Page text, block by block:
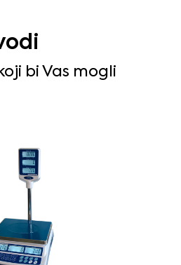
bi Vas mogli